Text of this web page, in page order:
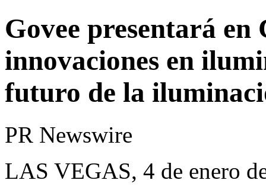
Govee presentará en
innovaciones en
futuro de la
PR Newswire
LAS VEGAS, 4 de enero